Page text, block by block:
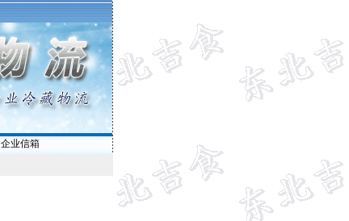
企业信箱